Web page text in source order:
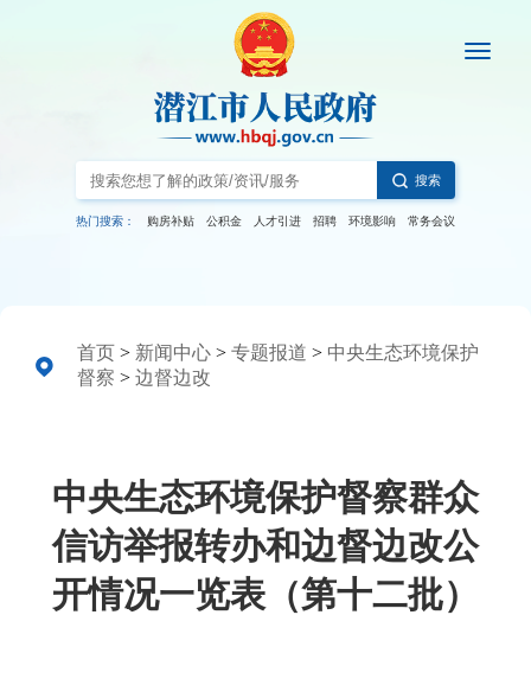
搜索
热门搜索： 购房补贴 公积金 人才引进 招聘 环境影响 常务会议
首页 > 新闻中心 > 专题报道 > 中央生态环境保护
督察 > 边督边改
中央生态环境保护督察群众
信访举报转办和边督边改公
开情况一览表（第十二批）